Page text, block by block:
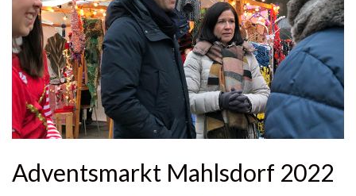
Adventsmarkt Mahlsdorf 2022